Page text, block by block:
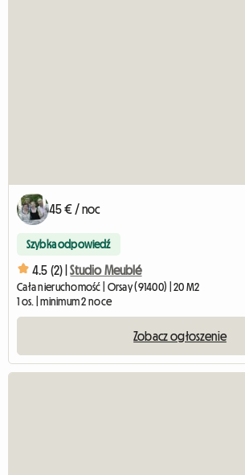
45 € / noc
Szybka odpowiedź
4.5 (2) | Studio Meublé
Cała nieruchomość | Orsay (91400) | 20 M2
1 os. | minimum 2 noce
Zobacz ogłoszenie